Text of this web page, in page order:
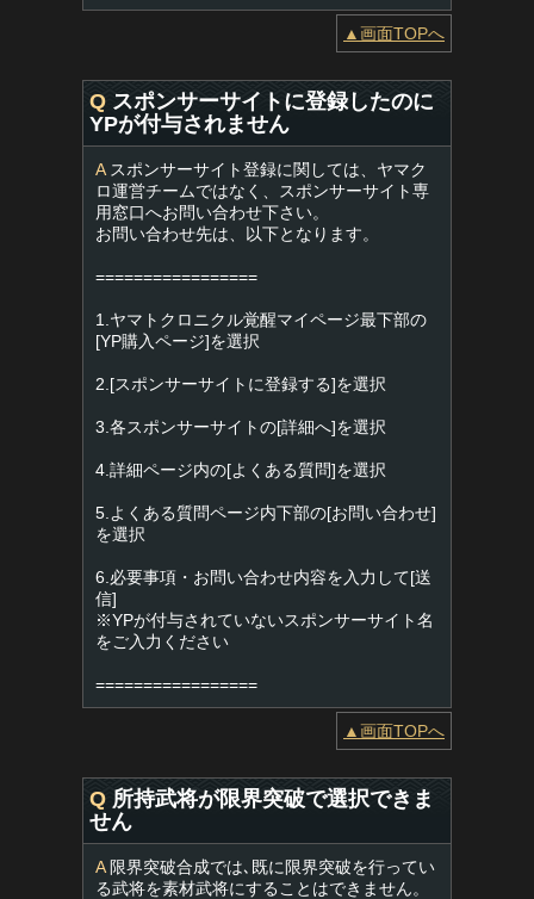
▲画面TOPへ
Q スポンサーサイトに登録したのに
YPが付与されません
Aスポンサーサイト登録に関しては、ヤマク
ロ運営チームではなく、スポンサーサイト専
用窓口へお問い合わせ下さい。
お問い合わせ先は、以下となります。
=================
1.ヤマトクロニクル覚醒マイページ最下部の
[YP購入ページ]を選択
2.[スポンサーサイトに登録する]を選択
3.各スポンサーサイトの[詳細へ]を選択
4.詳細ページ内の[よくある質問]を選択
5.よくある質問ページ内下部の[お問い合わせ]
を選択
6.必要事項・お問い合わせ内容を入力して[送
信]
※YPが付与されていないスポンサーサイト名
をご入力ください
=================
▲画面TOPへ
Q 所持武将が限界突破で選択できま
せん
A限界突破合成では､既に限界突破を行ってい
る武将を素材武将にすることはできません。